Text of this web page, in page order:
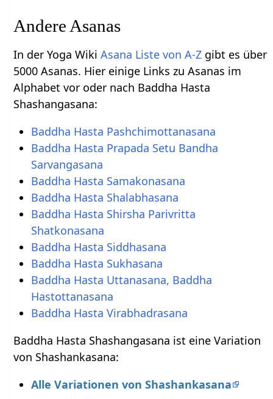
Andere Asanas
In der Yoga WikiAsana Liste von A-Z gibt es über
5000 Asanas. Hier einige Links zu Asanas im
Alphabet vor oder nach Baddha Hasta
Shashangasana:
Baddha Hasta Pashchimottanasana
Baddha Hasta Prapada Setu Bandha
Sarvangasana
Baddha Hasta Samakonasana
Baddha Hasta Shalabhasana
Baddha Hasta Shirsha Parivritta
Shatkonasana
Baddha Hasta Siddhasana
Baddha Hasta Sukhasana
Baddha Hasta Uttanasana, Baddha
Hastottanasana
Baddha Hasta Virabhadrasana
Baddha Hasta Shashangasana ist eine Variation
von Shashankasana:
Alle Variationen von Shashankasana